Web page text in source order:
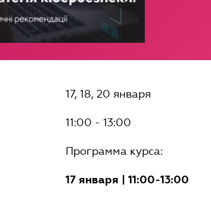
17, 18, 20 января
11:00 - 13:00
Программа курса:
17 января | 11:00-13:00